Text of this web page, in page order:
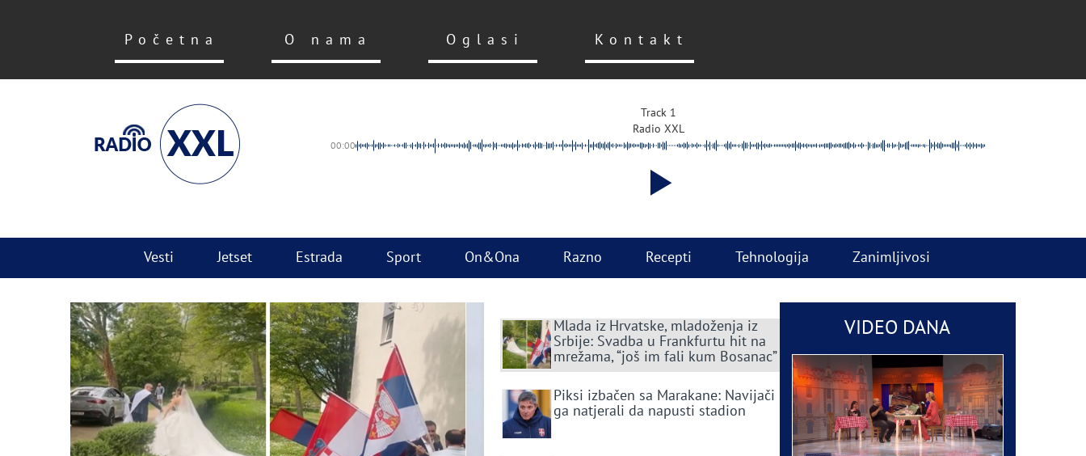
Početna O nama Oglasi Kontakt
Track 1
Radio XXL
00:00
Vesti Jetset Estrada Sport On&Ona Razno Recepti Tehnologija Zanimljivosi
Mlada iz Hrvatske, mladoženja iz
Srbije: Svadba u Frankfurtu hit na
mrežama, “još im fali kum Bosanac”
Piksi izbačen sa Marakane: Navijači
ga natjerali da napusti stadion
VIDEO DANA